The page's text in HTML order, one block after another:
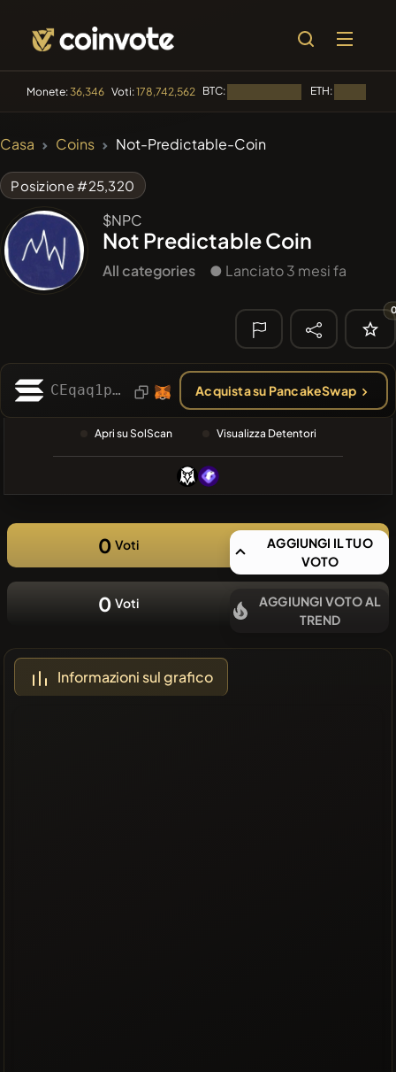
Monete:36,346 Voti:178,742,562 BTC: ETH:
TENDENZA
Heap of hay HAY
#556
🔎 RICERCA
RECENTE
❌Nessuna
moneta
recente
Casa Coins Not-Predictable-Coin
Posizione #25,320
$NPC
Not Predictable Coin
All categories ● Lanciato 3 mesi fa
CEqaq1pe8TZUFyiTSy8MAz7wzoBu5xWExqW99BBVpump Acquista su PancakeSwap
Apri su SolScan Visualizza Detentori
0 Voti
AGGIUNGI IL TUO
VOTO
0 Voti
AGGIUNGI VOTO AL
TREND
Informazioni sul grafico